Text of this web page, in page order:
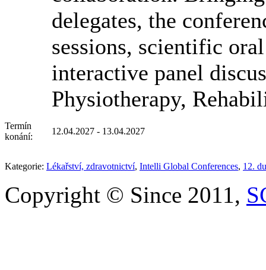
delegates, the
sessions, scientific
interactive panel
Physiotherapy,
Termín
konání:
12.04.2027 - 13.04.2027
Kategorie: Lékařství, zdravotnictví, Intelli Global Conferences, 12.
Copyright © Since 2011,